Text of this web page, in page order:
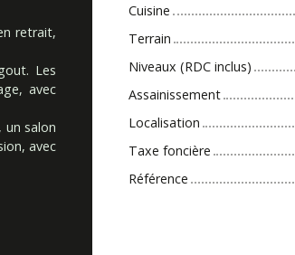
retrait,
Les
avec
un salon
avec
Cuisine
Terrain
Niveaux (RDC inclus)
Assainissement
Localisation
Taxe foncière
Référence